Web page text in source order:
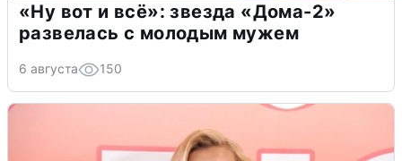
«Ну вот и всё»: звезда «Дома-2»
развелась с молодым мужем
6 августа 150